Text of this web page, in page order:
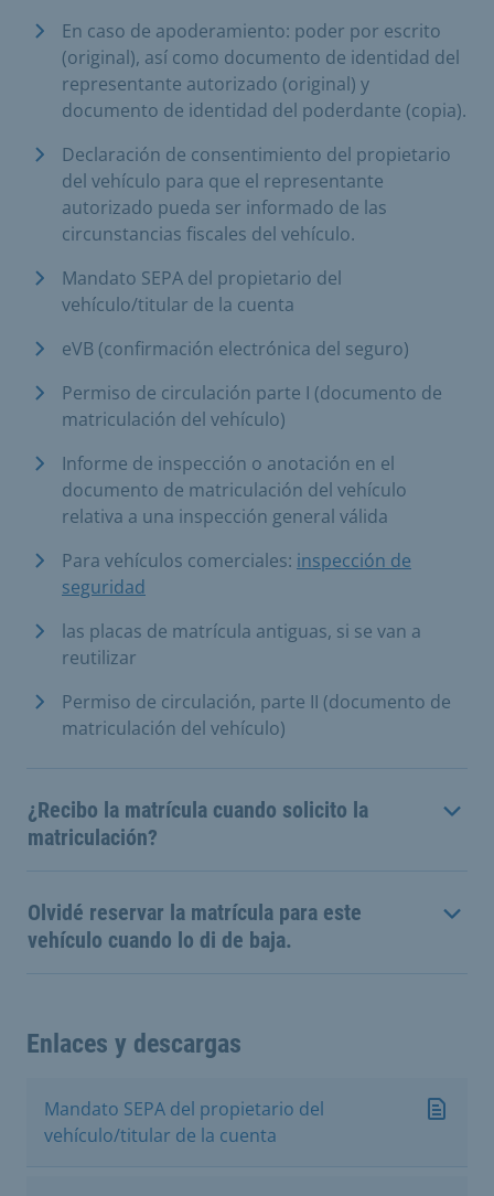
En caso de apoderamiento: poder por escrito
(original), así como documento de identidad del
representante autorizado (original) y
documento de identidad del poderdante (copia).
Declaración de consentimiento del propietario
del vehículo para que el representante
autorizado pueda ser informado de las
circunstancias fiscales del vehículo.
Mandato SEPA del propietario del
vehículo/titular de la cuenta
eVB (confirmación electrónica del seguro)
Permiso de circulación parte I (documento de
matriculación del vehículo)
Informe de inspección o anotación en el
documento de matriculación del vehículo
relativa a una inspección general válida
Para vehículos comerciales: inspección de
seguridad
las placas de matrícula antiguas, si se van a
reutilizar
Permiso de circulación, parte II (documento de
matriculación del vehículo)
¿Recibo la matrícula cuando solicito la
matriculación?
Olvidé reservar la matrícula para este
vehículo cuando lo di de baja.
Enlaces y descargas
Mandato SEPA del propietario del
vehículo/titular de la cuenta